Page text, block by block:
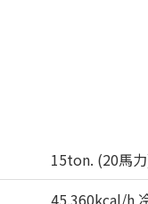
15ton. (20馬
45.360kcal/h